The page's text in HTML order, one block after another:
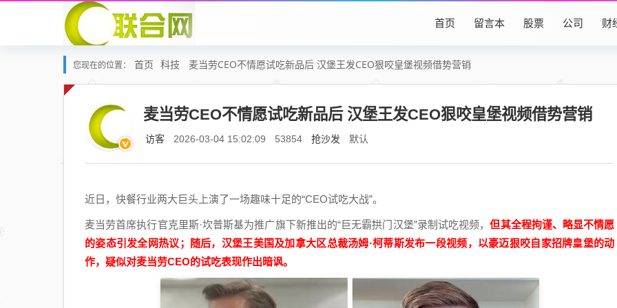
首页 留言本 股票 公司 财
您现在的位置： 首页 科技 麦当劳CEO不情愿试吃新品后 汉堡王发CEO狠咬皇堡视频借势营销
麦当劳CEO不情愿试吃新品后 汉堡王发CEO狠咬皇堡视频借势营销
访客 2026-03-04 15:02:09 53854 抢沙发 默认
近日，快餐行业两大巨头上演了一场趣味十足的“CEO试吃大战”。
麦当劳首席执行官克里斯·坎普斯基为推广旗下新推出的“巨无霸拱门汉堡”录制试吃视频，但其全程拘谨、略显不情愿
的姿态引发全网热议；随后，汉堡王美国及加拿大区总裁汤姆·柯蒂斯发布一段视频，以豪迈狠咬自家招牌皇堡的动
作，疑似对麦当劳CEO的试吃表现作出暗讽。